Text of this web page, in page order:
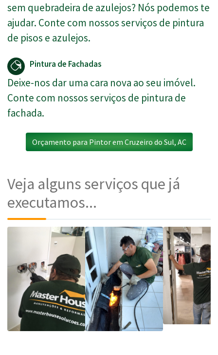
sem quebradeira de azulejos? Nós podemos te
ajudar. Conte com nossos serviços de pintura
de pisos e azulejos.
Pintura de Fachadas
Deixe-nos dar uma cara nova ao seu imóvel.
Conte com nossos serviços de pintura de
fachada.
Orçamento para Pintor em Cruzeiro do Sul, AC
Veja alguns serviços que já
executamos...